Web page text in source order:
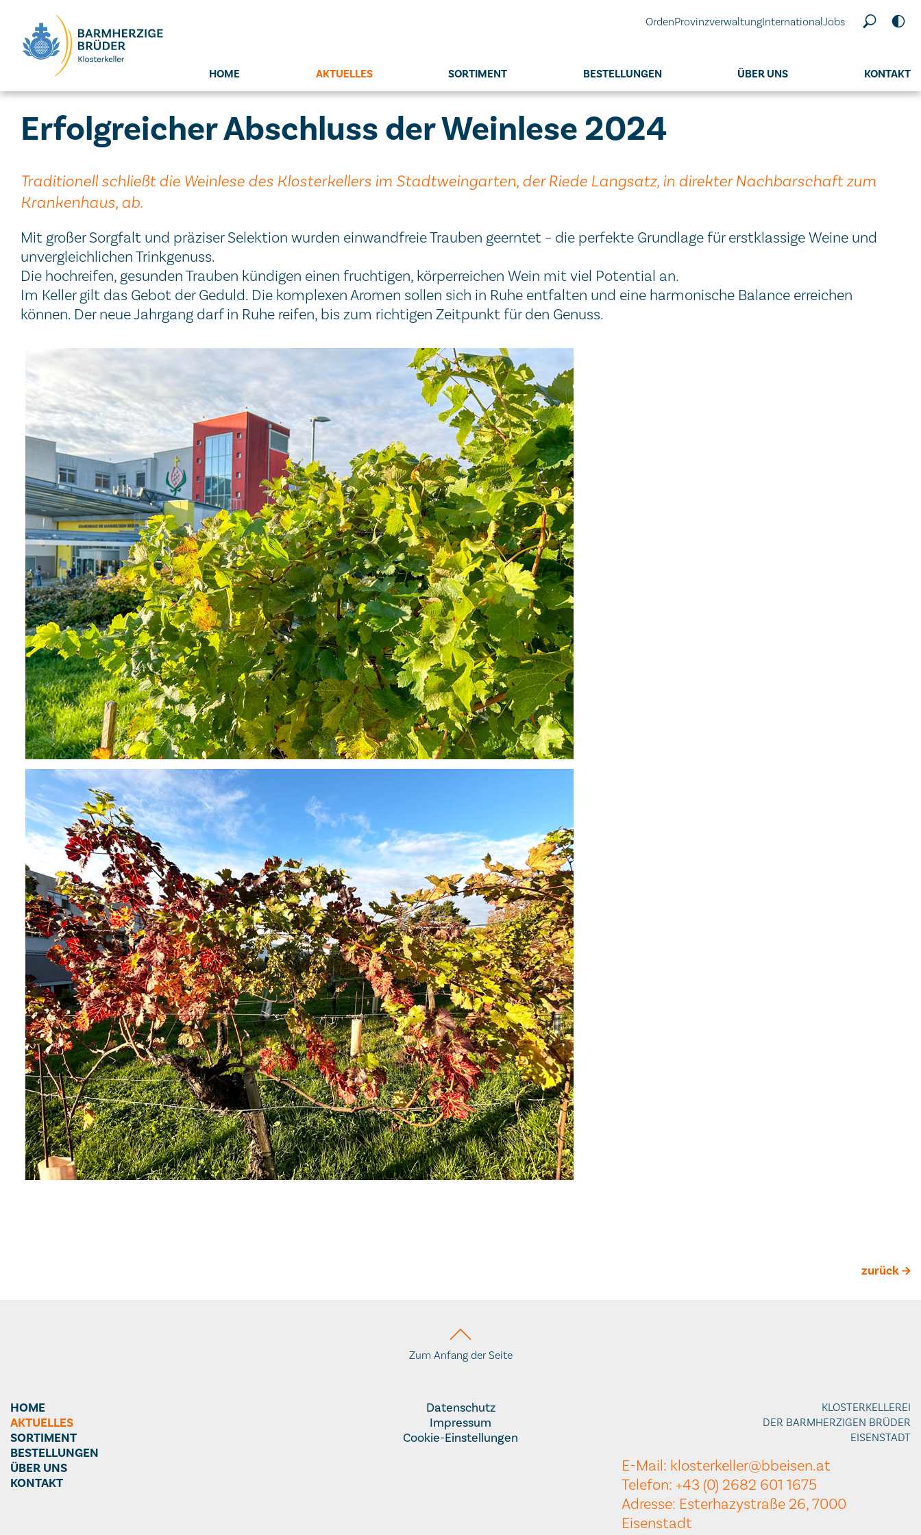
OrdenProvinzverwaltungInternationalJobs
HOME AKTUELLES SORTIMENT BESTELLUNGEN ÜBER UNS KONTAKT
Erfolgreicher Abschluss der Weinlese 2024
Traditionell schließt die Weinlese des Klosterkellers im Stadtweingarten, der Riede Langsatz, in direkter Nachbarschaft zum
Krankenhaus, ab.
Mit großer Sorgfalt und präziser Selektion wurden einwandfreie Trauben geerntet – die perfekte Grundlage für erstklassige Weine und
unvergleichlichen Trinkgenuss.
Die hochreifen, gesunden Trauben kündigen einen fruchtigen, körperreichen Wein mit viel Potential an.
Im Keller gilt das Gebot der Geduld. Die komplexen Aromen sollen sich in Ruhe entfalten und eine harmonische Balance erreichen
können. Der neue Jahrgang darf in Ruhe reifen, bis zum richtigen Zeitpunkt für den Genuss.
zurück
Zum Anfang der Seite
HOME
AKTUELLES
SORTIMENT
BESTELLUNGEN
ÜBER UNS
KONTAKT
KLOSTERKELLEREI
DER BARMHERZIGEN BRÜDER
EISENSTADT
E-Mail: klosterkeller@bbeisen.at
Telefon: +43 (0) 2682 601 1675
Adresse: Esterhazystraße 26, 7000
Eisenstadt
Datenschutz
Impressum
Cookie-Einstellungen